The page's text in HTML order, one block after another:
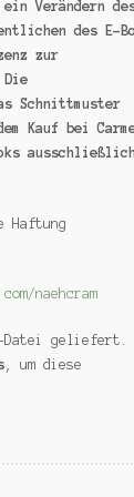
Verändern
des E-
zur
Schnittmuster
Kauf bei
Haftung
naehcram
Datei geliefert.
, um diese